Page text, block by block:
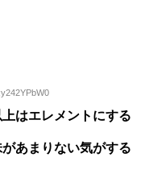
はエレメントにする
あまりない気がする